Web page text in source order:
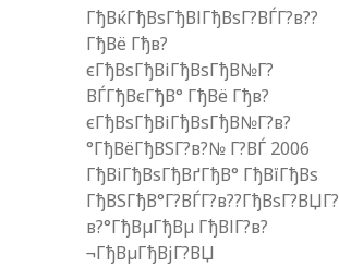
ГђВќГђВѕГђВІГђВѕГ?ВЃГ?в??
ГђВё Гђв?
єГђВѕГђВіГђВѕГђВ№Г?
ВЃГђВєГђВ° ГђВё Гђв?
єГђВѕГђВіГђВѕГђВ№Г?в?
°ГђВёГђВЅГ?в?№ Г?ВЃ 2006
ГђВіГђВѕГђВґГђВ° ГђВїГђВѕ
ГђВЅГђВ°Г?ВЃГ?в??ГђВѕГ?ВЏГ?
в?°ГђВµГђВµ ГђВІГ?в?
¬ГђВµГђВјГ?ВЏ